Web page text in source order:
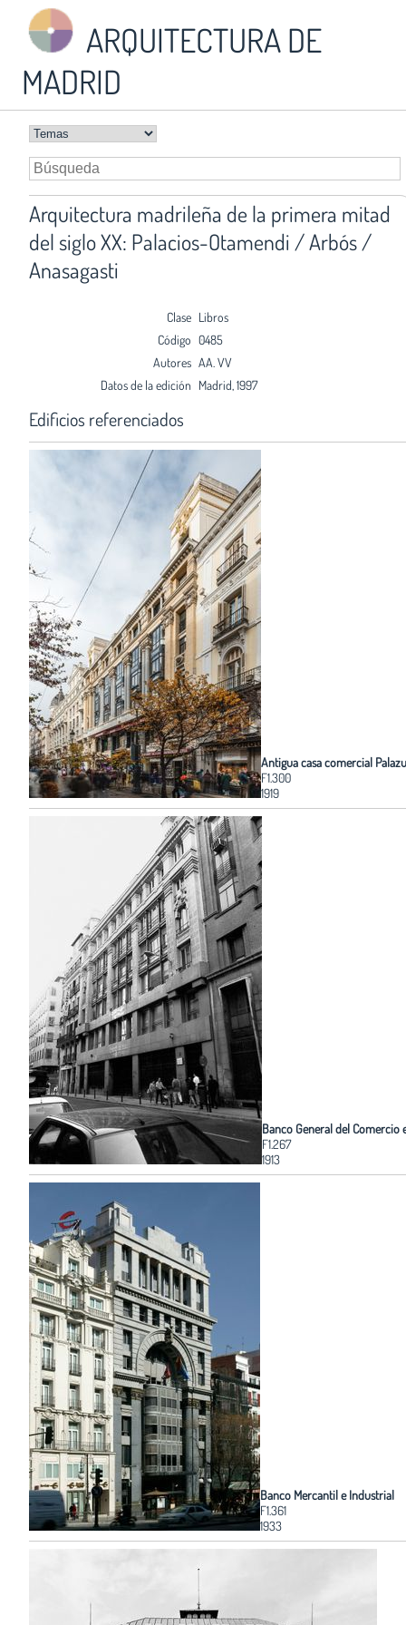
ARQUITECTURA DE
MADRID
Arquitectura madrileña de la primera mitad
del siglo XX: Palacios-Otamendi / Arbós /
Anasagasti
Clase Libros
Código 0485
Autores AA. VV
Datos de la edición Madrid, 1997
Edificios referenciados
Antigua casa comercial
F1.300
1919
Banco General del Comercio
F1.267
1913
Banco Mercantil e Industrial
F1.361
1933